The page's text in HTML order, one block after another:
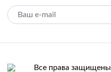
Все права